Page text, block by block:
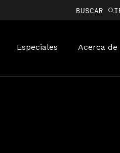
BUSCAR
Especiales Acerca de